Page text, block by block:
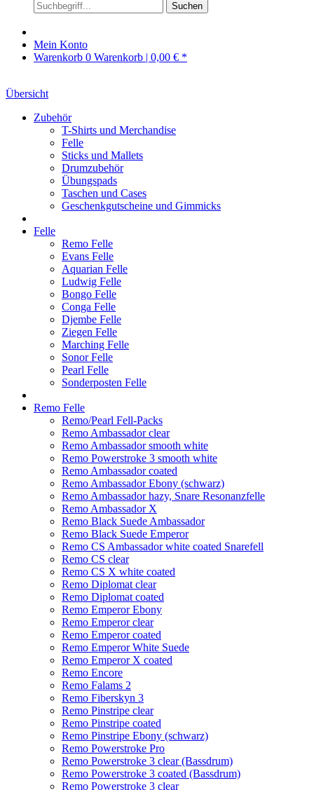
Suchen
Mein Konto
Warenkorb 0 Warenkorb | 0,00 € *
Übersicht
Zubehör
T-Shirts und Merchandise
Felle
Sticks und Mallets
Drumzubehör
Übungspads
Taschen und Cases
Geschenkgutscheine und Gimmicks
Felle
Remo Felle
Evans Felle
Aquarian Felle
Ludwig Felle
Bongo Felle
Conga Felle
Djembe Felle
Ziegen Felle
Marching Felle
Sonor Felle
Pearl Felle
Sonderposten Felle
Remo Felle
Remo/Pearl Fell-Packs
Remo Ambassador clear
Remo Ambassador smooth white
Remo Powerstroke 3 smooth white
Remo Ambassador coated
Remo Ambassador Ebony (schwarz)
Remo Ambassador hazy, Snare Resonanzfelle
Remo Ambassador X
Remo Black Suede Ambassador
Remo Black Suede Emperor
Remo CS Ambassador white coated Snarefell
Remo CS clear
Remo CS X white coated
Remo Diplomat clear
Remo Diplomat coated
Remo Emperor Ebony
Remo Emperor clear
Remo Emperor coated
Remo Emperor White Suede
Remo Emperor X coated
Remo Encore
Remo Falams 2
Remo Fiberskyn 3
Remo Pinstripe clear
Remo Pinstripe coated
Remo Pinstripe Ebony (schwarz)
Remo Powerstroke Pro
Remo Powerstroke 3 clear (Bassdrum)
Remo Powerstroke 3 coated (Bassdrum)
Remo Powerstroke 3 clear